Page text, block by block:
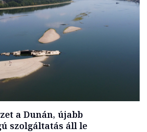
a Dunán, újabb
szolgáltatás áll le